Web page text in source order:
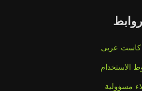
روابط
عربي
الاستخدام
مسؤولية